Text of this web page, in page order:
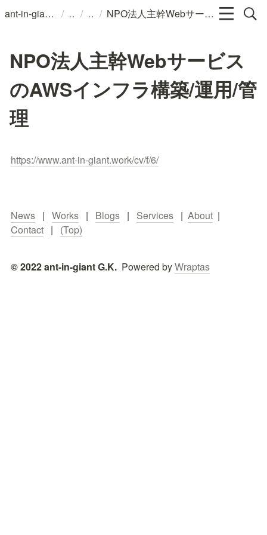
ant-in-giant G.K. / / / NPO法人主幹WebサービスのAWSインフラ構築/運用/管理
NPO法人主幹Webサービス
のAWSインフラ構築/運用/管
理
https://www.ant-in-giant.work/cv/f/6/
News
   |
Works
   |
Blogs
   |
Services
   |
About
Contact
   |
(Top)
© 2022 ant-in-giant G.K. Powered by Wraptas